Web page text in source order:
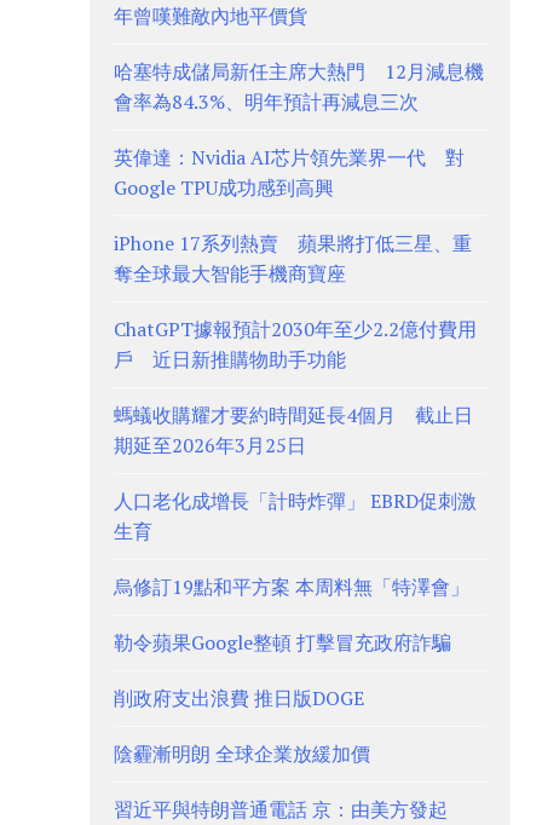
年曾嘆難敵內地平價貨
哈塞特成儲局新任主席大熱門 12月減息機
會率為84.3%、明年預計再減息三次
英偉達：Nvidia AI芯片領先業界一代 對
Google TPU成功感到高興
iPhone 17系列熱賣 蘋果將打低三星、重
奪全球最大智能手機商寶座
ChatGPT據報預計2030年至少2.2億付費用
戶 近日新推購物助手功能
螞蟻收購耀才要約時間延長4個月 截止日
期延至2026年3月25日
人口老化成增長「計時炸彈」 EBRD促刺激
生育
烏修訂19點和平方案 本周料無「特澤會」
勒令蘋果Google整頓 打擊冒充政府詐騙
削政府支出浪費 推日版DOGE
陰霾漸明朗 全球企業放緩加價
習近平與特朗普通電話 京：由美方發起